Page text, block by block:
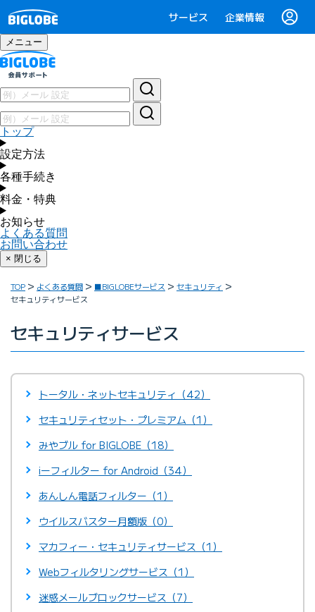
サービス 企業情報
メニュー
トップ
設定方法
各種手続き
料金・特典
お知らせ
よくある質問
お問い合わせ
× 閉じる
TOP よくある質問 ■BIGLOBEサービス
セキュリティ
セキュリティサービス
セキュリティサービス
トータル・ネットセキュリティ（42）
セキュリティセット・プレミアム（1）
みやブル for BIGLOBE（18）
iーフィルター for Android（34）
あんしん電話フィルター（1）
ウイルスバスター月額版（0）
マカフィー・セキュリティサービス（1）
Webフィルタリングサービス（1）
迷惑メールブロックサービス（7）